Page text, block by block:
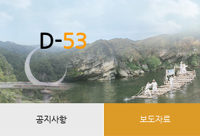
D-53
공지사항 보도자료